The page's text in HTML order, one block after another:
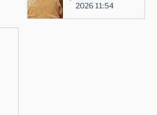
2026 11:54